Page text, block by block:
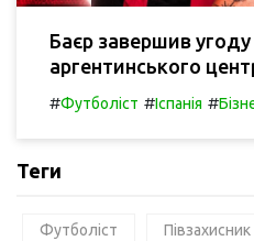
Баєр завершив
аргентинського
#Футболіст #Іспанія #
Теги
Футболіст Півзахисник